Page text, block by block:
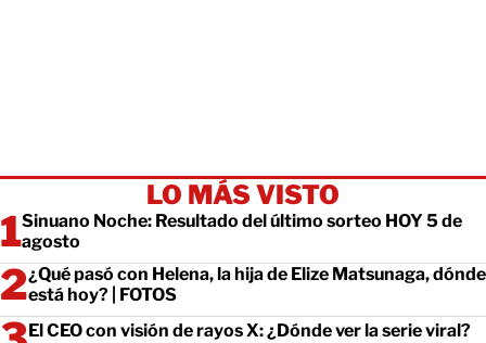
LO MÁS VISTO
Sinuano Noche: Resultado del último sorteo HOY 5 de
agosto
¿Qué pasó con Helena, la hija de Elize Matsunaga, dónde
está hoy? | FOTOS
El CEO con visión de rayos X: ¿Dónde ver la serie viral?